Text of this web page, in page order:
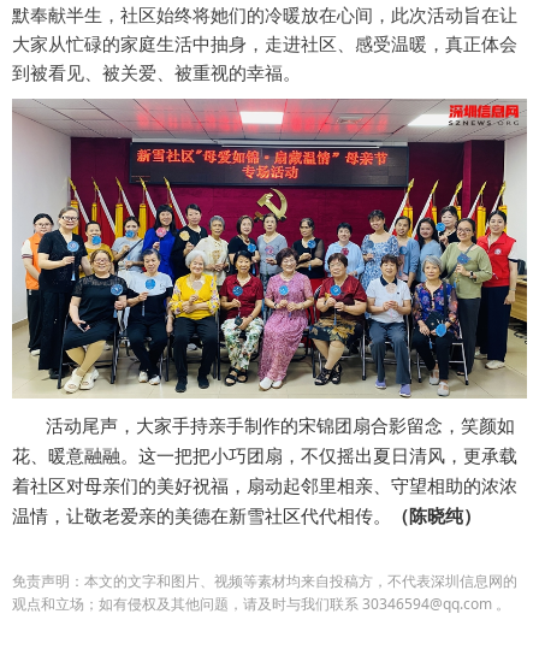
默奉献半生，社区始终将她们的冷暖放在心间，此次活动旨在让
大家从忙碌的家庭生活中抽身，走进社区、感受温暖，真正体会
到被看见、被关爱、被重视的幸福。
活动尾声，大家手持亲手制作的宋锦团扇合影留念，笑颜如
花、暖意融融。这一把把小巧团扇，不仅摇出夏日清风，更承载
着社区对母亲们的美好祝福，扇动起邻里相亲、守望相助的浓浓
温情，让敬老爱亲的美德在新雪社区代代相传。
（陈晓纯）
免责声明：本文的文字和图片、视频等素材均来自投稿方，不代表深圳信息网的
观点和立场；如有侵权及其他问题，请及时与我们联系 30346594@qq.com 。